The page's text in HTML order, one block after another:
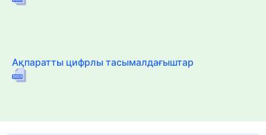
Ақпаратты цифрлы тасымалдағыштар